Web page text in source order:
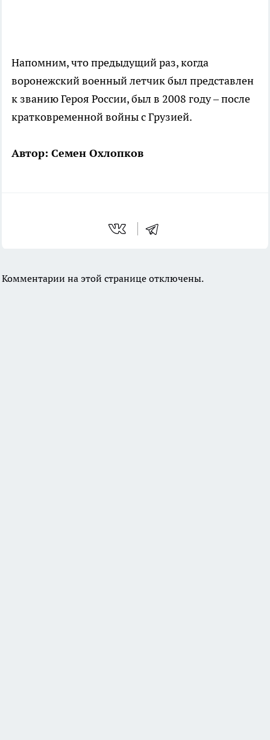
Напомним, что предыдущий раз, когда
воронежский военный летчик был представлен
к званию Героя России, был в 2008 году – после
кратковременной войны с Грузией.
Автор: Семен Охлопков
Комментарии на этой странице отключены.